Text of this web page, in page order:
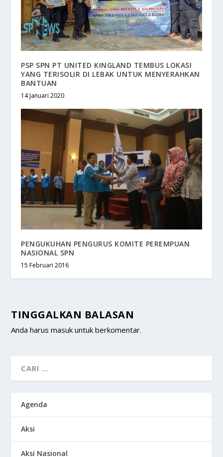
PSP SPN PT UNITED KINGLAND TEMBUS LOKASI
YANG TERISOLIR DI LEBAK UNTUK MENYERAHKAN
BANTUAN
14 Januari 2020
PENGUKUHAN PENGURUS KOMITE PEREMPUAN
NASIONAL SPN
15 Februari 2016
TINGGALKAN BALASAN
Anda harusmasuk untuk berkomentar.
Agenda
Aksi
Aksi Nasional